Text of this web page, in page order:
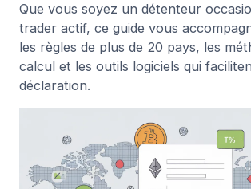
Que vous soyez un détenteur
trader actif, ce guide vous
les règles de plus de 20 pays, les
calcul et les outils logiciels qui
déclaration.